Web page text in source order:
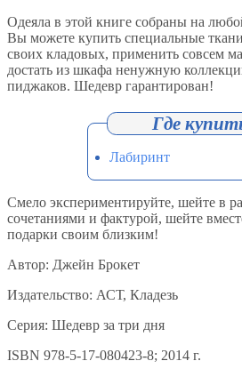
Одеяла в этой книге собраны на
Вы можете купить специальные
своих кладовых, применить совсем
достать из шкафа ненужную
пиджаков. Шедевр гарантирован!
Лабиринт
Смело экспериментируйте, шейте в
сочетаниями и фактурой, шейте
подарки своим близким!
Автор: Джейн Брокет
Издательство: АСТ, Кладезь
Серия: Шедевр за три дня
ISBN 978-5-17-080423-8; 2014 г.